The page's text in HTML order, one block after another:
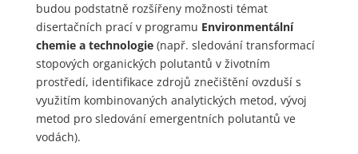
budou podstatně rozšířeny možnosti témat
disertačních prací v programu Environmentální
chemie a technologie(např. sledování transformací
stopových organických polutantů v životním
prostředí, identifikace zdrojů znečištění ovzduší s
využitím kombinovaných analytických metod, vývoj
metod pro sledování emergentních polutantů ve
vodách).